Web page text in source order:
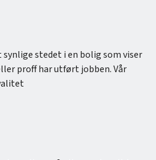
stedet i en bolig som viser
proff har utført jobben. Vår